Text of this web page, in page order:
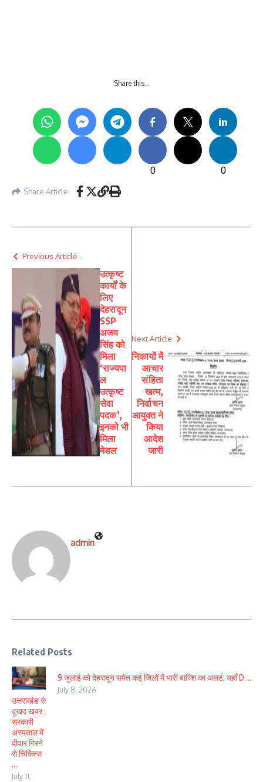
Share this…
0 0
Share Article
Previous Article
उत्कृष्ट
कार्यों के
लिए
देहरादून
SSP
अजय
सिंह को
मिला
‘राज्यपा
ल
उत्कृष्ट
सेवा
पदक’,
इनको भी
मिला
मेडल
Next Article
निकायों में
आचार
संहिता
खत्म,
निर्वाचन
आयुक्त ने
किया
आदेश
जारी
admin
Related Posts
उत्तराखंड से
दुखद खबर :
सरकारी
अस्पताल में
दीवार गिरने
से चिकित्स
...
July 11,
9 जुलाई को देहरादून समेत कई जिलों में भारी बारिश का अलर्ट, यहाँ D ...
July 8, 2026